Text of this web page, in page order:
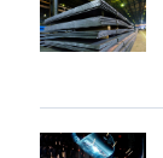
радянської
авіації
в
Великої
Вітчизняної
на
котушку
незважаючи
Tk